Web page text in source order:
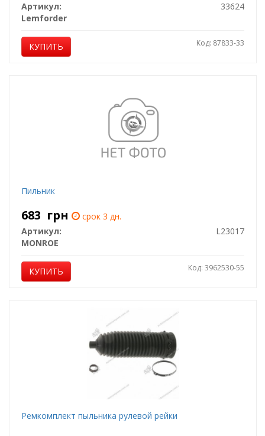
Артикул:
33624
Lemforder
КУПИТЬ Код: 87833-33
Пильник
683 грн
срок 3 дн.
Артикул:
L23017
MONROE
КУПИТЬ Код: 3962530-55
Ремкомплект пыльникa рулевой рейки